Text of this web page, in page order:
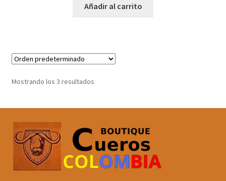
Añadir al carrito
Mostrando los 3 resultados